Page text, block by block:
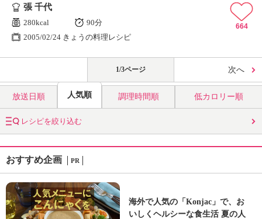
張 千代
280kcal
90分
2005/02/24 きょうの料理レシピ
664
1/3ページ 次へ
放送日順 人気順 調理時間順 低カロリー順
レシピを絞り込む
おすすめ企画 PR
海外で人気の「Konjac」で、お
いしくヘルシーな食生活 夏の人